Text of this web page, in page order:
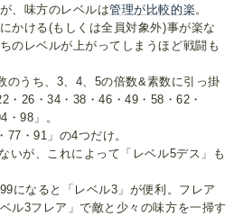
、味方のレベルは管理が 比較的楽。
かける(もしくは全員対象外)事が楽な
のレベルが上がってしまうほど戦闘も
のうち、3、4、5の倍数&素数に引っ掛
・26・34・38・46・49・58・62・
98」。
・91」の4つだけ。
いが、これによって「レベル5デス」も
になると「レベル3」が便利。フレア
ル3フレア」で敵と少々の味方を一掃す